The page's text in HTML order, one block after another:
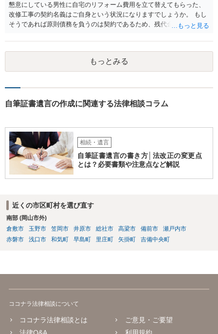
懇意にしている男性に自宅のリフォーム費用を立て替えてもらった、
改修工事の契約名義はご自身という状況になりますでしょうか。 もし
そうであれば原則債務を負うのは契約であるため、残代金を捻出して
ます。 入籍した場合でも、原則契約者が単独で全ての債務を負うこと
には変わりがありません。 なかなか対応に難しい案件であり、公開の
場でアドバイスを行うのも限界があるように思われますので、資料等
を持参のうえ個別に弁護士に相談されることをお勧めします。
もっとみる
自筆証書遺言の作成に関連する法律相談コラム
相続・遺言
自筆証書遺言の書き方│法改正の変更点
とは？必要書類や注意点など解説
近くの市区町村を選び直す
南部 (岡山市外)
倉敷市
玉野市 笠岡市 井原市 総社市 高梁市 備前市
瀬戸内市
赤磐市
浅口市 和気町 早島町 里庄町 矢掛町 吉備中央町
ココナラ法律相談について
ココナラ法律相談とは
法律Q&A
ご意見・ご要望
利用規約